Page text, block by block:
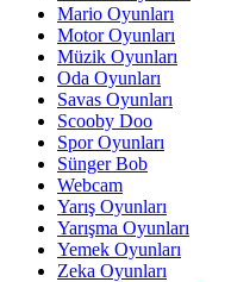
Mario Oyunları
Motor Oyunları
Müzik Oyunları
Oda Oyunları
Savas Oyunları
Scooby Doo
Spor Oyunları
Sünger Bob
Webcam
Yarış Oyunları
Yarışma Oyunları
Yemek Oyunları
Zeka Oyunları